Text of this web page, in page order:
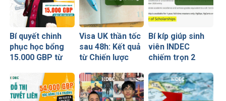
Bí quyết chinh
phục học bổng
15.000 GBP từ
Glasgow của nữ
sinh Ngoại
Visa UK thần tốc
sau 48h: Kết quả
từ Chiến lược
hổng
Bí kíp giúp sinh
viên INDEC
chiếm trọn 2
học bổng toàn
thế giới từ